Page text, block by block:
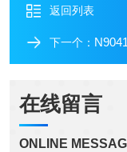
返回列表
下一个：
在线留言
ONLINE